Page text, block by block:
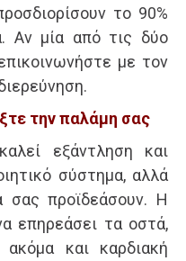
το 90%
Αν μία από τις δύο
με τον
την παλάμη σας
εξάντληση και
σύστημα, αλλά
σας προϊδεάσουν. Η
επηρεάσει τα οστά,
και καρδιακή